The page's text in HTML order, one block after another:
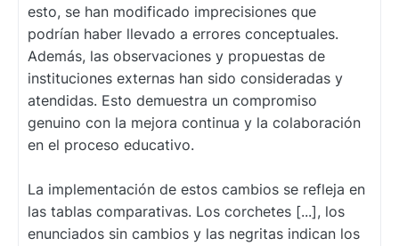
esto, se han modificado imprecisiones que
podrían haber llevado a errores conceptuales.
Además, las observaciones y propuestas de
instituciones externas han sido consideradas y
atendidas. Esto demuestra un compromiso
genuino con la mejora continua y la colaboración
en el proceso educativo.
La implementación de estos cambios se refleja en
las tablas comparativas. Los corchetes [...], los
enunciados sin cambios y las negritas indican los